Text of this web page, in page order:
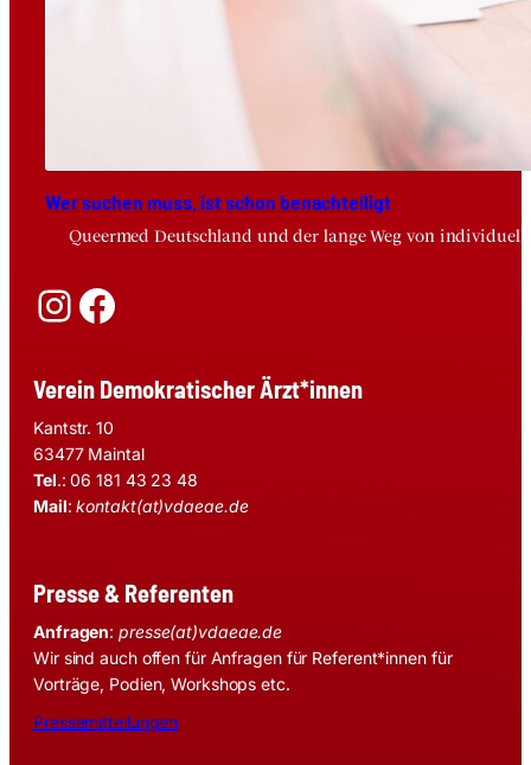
Wer suchen muss, ist schon benach­tei­ligt
Queermed Deutschland und der lange Weg von
Instagram
Facebook
Verein Demokratischer Ärzt*innen
Kantstr. 10
63477 Maintal
Tel.: 06 181 43 23 48
Mail:kontakt(at)vdaeae.de
Presse & Referenten
Anfragen:presse(at)vdaeae.de
Wir sind auch offen für Anfragen für Referent*innen für
Vorträge, Podien, Workshops etc.
Pressemitteilungen